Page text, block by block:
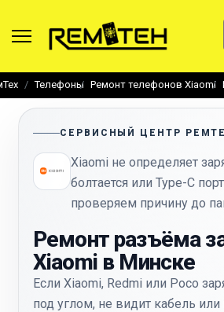
Телефоны Ремонт телефонов Xiaomi
СЕРВИСНЫЙ ЦЕНТР
Xiaomi не определяет
болтается или Type-C
проверяем причину до
Ремонт разъёма
Xiaomi в Минске
Если Xiaomi, Redmi или Poco
под углом, не видит кабель